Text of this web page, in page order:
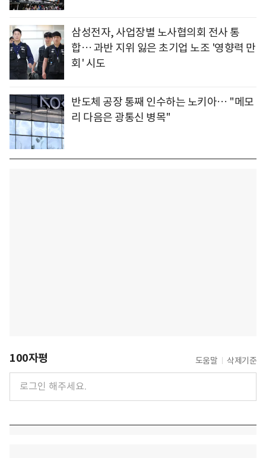
삼성전자, 사업장별 노사협의회 전사 통
합… 과반 지위 잃은 초기업 노조 '영향력 만
회' 시도
반도체 공장 통째 인수하는 노키아… "메모
리 다음은 광통신 병목"
100자평 도움말 삭제기준